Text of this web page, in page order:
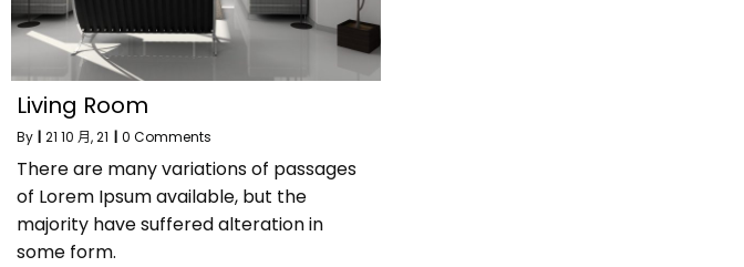
Living Room
By | 21 10 月, 21 | 0 Comments
There are many variations of passages
of Lorem Ipsum available, but the
majority have suffered alteration in
some form.